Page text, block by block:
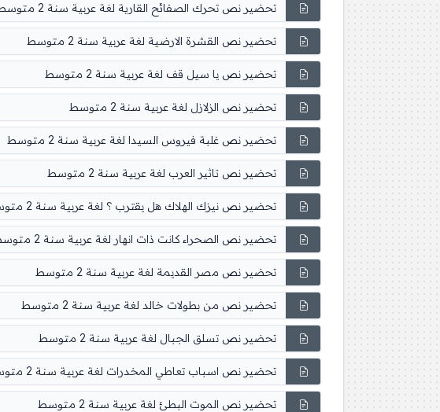
تحضير نص تحرك الصفائح القارية لغة عربية سنة 2 متوسط
تحضير نص القشرة الارضية لغة عربية سنة 2 متوسط
تحضير نص يا سيل قف لغة عربية سنة 2 متوسط
تحضير نص الزلازل لغة عربية سنة 2 متوسط
تحضير نص غلبة فيروس السيدا لغة عربية سنة 2 متوسط
تحضير نص تاثير العرب لغة عربية سنة 2 متوسط
تحضير نص نيزك الهلاك هل يقترب ؟ لغة عربية سنة 2 متوسط
تحضير نص الصحراء كانت ذات انهار لغة عربية سنة 2 متوسط
تحضير نص مصر القديمة لغة عربية سنة 2 متوسط
تحضير نص من بطولات خالد لغة عربية سنة 2 متوسط
تحضير نص تسلق الجبال لغة عربية سنة 2 متوسط
تحضير نص اسباب تعاطي المخدرات لغة عربية سنة 2 متوسط
تحضير نص الموت البطئ لغة عربية سنة 2 متوسط